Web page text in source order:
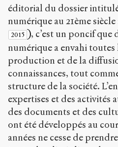
version
PDF
éditorial du dossier
numérique au 21ème siècle
2015 ), c’est un poncif que
numérique a envahi toutes
production et de la
connaissances, tout
structure de la société.
expertises et des activités
des documents et des
ont été développés au
années ne cesse de